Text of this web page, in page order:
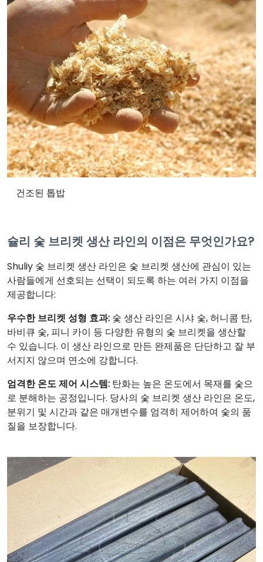
건조된 톱밥
슐리 숯 브리켓 생산 라인의 이점은 무엇인가요?
Shuliy 숯 브리켓 생산 라인은 숯 브리켓 생산에 관심이 있는
사람들에게 선호되는 선택이 되도록 하는 여러 가지 이점을
제공합니다:
우수한 브리켓 성형 효과: 숯 생산 라인은 시샤 숯, 허니콤 탄,
바비큐 숯, 피니 카이 등 다양한 유형의 숯 브리켓을 생산할
수 있습니다. 이 생산 라인으로 만든 완제품은 단단하고 잘 부
서지지 않으며 연소에 강합니다.
엄격한 온도 제어 시스템: 탄화는 높은 온도에서 목재를 숯으
로 분해하는 공정입니다. 당사의 숯 브리켓 생산 라인은 온도,
분위기 및 시간과 같은 매개변수를 엄격히 제어하여 숯의 품
질을 보장합니다.